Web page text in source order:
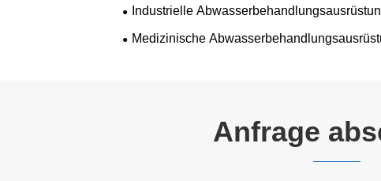
Industrielle
Medizinische
Anfrage